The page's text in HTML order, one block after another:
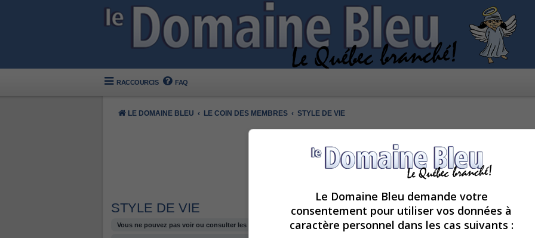
RACCOURCIS FAQ
LE DOMAINE BLEU LE COIN DES MEMBRES STYLE DE VIE
STYLE DE VIE
Vous ne pouvez pas voir ou consulter les sujets de ce forum.
Le Domaine Bleu demande votre
consentement pour utiliser vos données à
caractère personnel dans les cas suivants :